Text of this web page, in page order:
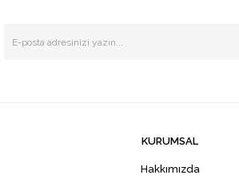
KURUMSAL
Hakkımızda